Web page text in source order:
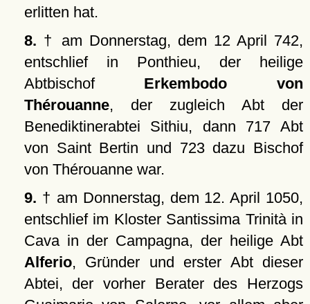
erlitten hat.
8. † am Donnerstag, dem 12 April 742,
entschlief in Ponthieu, der heilige
Abtbischof Erkembodo von
Thérouanne, der zugleich Abt der
Benediktinerabtei Sithiu, dann 717 Abt
von Saint Bertin und 723 dazu Bischof
von Thérouanne war.
9. † am Donnerstag, dem 12. April 1050,
entschlief im Kloster Santissima Trinità in
Cava in der Campagna, der heilige Abt
Alferio, Gründer und erster Abt dieser
Abtei, der vorher Berater des Herzogs